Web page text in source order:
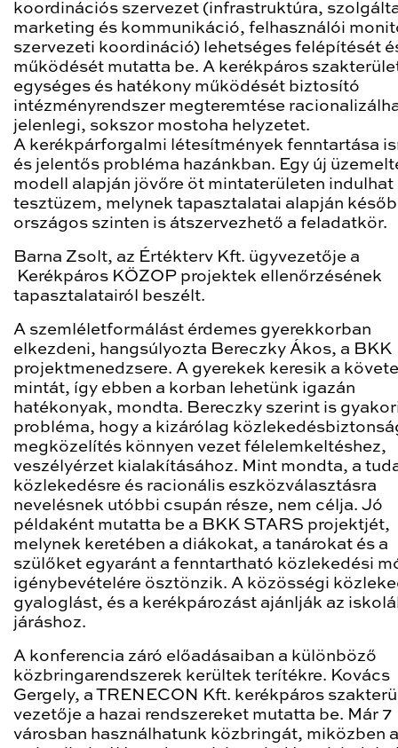
koordinációs szervezet (infrastruktúra,
marketing és kommunikáció, felhasználói
szervezeti koordináció) lehetséges felépítését
működését mutatta be. A kerékpáros
egységes és hatékony működését biztosító
intézményrendszer megteremtése
jelenlegi, sokszor mostoha helyzetet.
A kerékpárforgalmi létesítmények fenntartása
és jelentős probléma hazánkban. Egy új
modell alapján jövőre öt mintaterületen indulhat
tesztüzem, melynek tapasztalatai alapján
országos szinten is átszervezhető a feladatkör.
Barna Zsolt, az Értékterv Kft. ügyvezetője a
Kerékpáros KÖZOP projektek ellenőrzésének
tapasztalatairól beszélt.
A szemléletformálást érdemes gyerekkorban
elkezdeni, hangsúlyozta Bereczky Ákos, a BKK
projektmenedzsere. A gyerekek keresik a
mintát, így ebben a korban lehetünk igazán
hatékonyak, mondta. Bereczky szerint is
probléma, hogy a kizárólag
megközelítés könnyen vezet félelemkeltéshez,
veszélyérzet kialakításához. Mint mondta, a
közlekedésre és racionális eszközválasztásra
nevelésnek utóbbi csupán része, nem célja. Jó
példaként mutatta be a BKK STARS projektjét,
melynek keretében a diákokat, a tanárokat és a
szülőket egyaránt a fenntartható közlekedési
igénybevételére ösztönzik. A közösségi
gyaloglást, és a kerékpározást ajánlják az
járáshoz.
A konferencia záró előadásaiban a különböző
közbringarendszerek kerültek terítékre. Kovács
Gergely, a TRENECON Kft. kerékpáros
vezetője a hazai rendszereket mutatta be. Már 7
városban használhatunk közbringát, miközben a